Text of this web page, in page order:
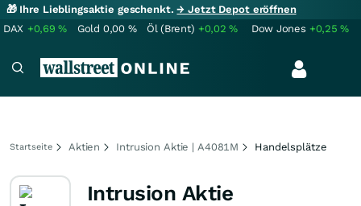
🎁 Ihre Lieblingsaktie geschenkt.→ Jetzt Depot eröffnen
DAX +0,69% Gold 0,00 % Öl (Brent) +0,02% Dow Jones +0,25%
Startseite Aktien Intrusion Aktie | A4081M Handelsplätze
Intrusion Aktie